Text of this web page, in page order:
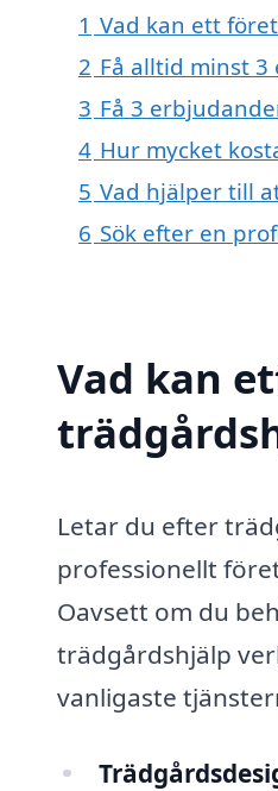
1 Vad kan ett
2 Få alltid minst
3 Få 3
4 Hur mycket
5 Vad hjälper till
6 Sök efter en
Vad kan
Letar du efter
professionellt
Oavsett om du
trädgårdshjälp
vanligaste